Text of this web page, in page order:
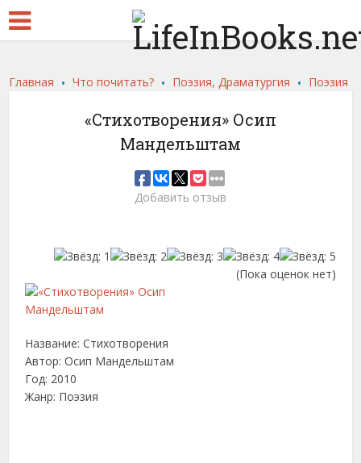
Главная .Что почитать? . Поэзия, Драматургия . Поэзия
«Стихотворения» Осип
Мандельштам
Добавить отзыв
(Пока оценок нет)
Название: Стихотворения
Автор: Осип Мандельштам
Год: 2010
Жанр: Поэзия